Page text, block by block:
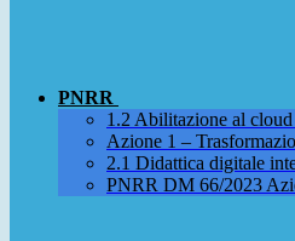
PNRR
1.2 Abilitazione al
Azione 1 –
2.1 Didattica digitale
PNRR DM 66/2023